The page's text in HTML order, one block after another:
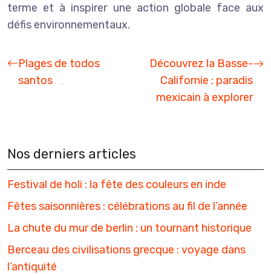
terme et à inspirer une action globale face aux
défis environnementaux.
Plages de todos
santos
Découvrez la Basse-
Californie : paradis
mexicain à explorer
Nos derniers articles
Festival de holi : la fête des couleurs en inde
Fêtes saisonnières : célébrations au fil de l’année
La chute du mur de berlin : un tournant historique
Berceau des civilisations grecque : voyage dans
l’antiquité